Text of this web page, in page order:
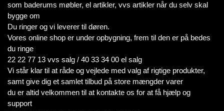
som baderums møbler, el artikler, vvs artikler når du selv skal
bygge om
Du ringer og vi leverer til døren.
Vores online shop er under opbygning, frem til den er på bedes
du ringe
22 22 77 13 vvs salg / 40 33 34 00 el salg
Vi står klar til at råde og vejlede med valg af rigtige produkter,
samt give dig et samlet tilbud på store mængder varer
du er altid velkommen til at kontakte os for at få hjælp og
support